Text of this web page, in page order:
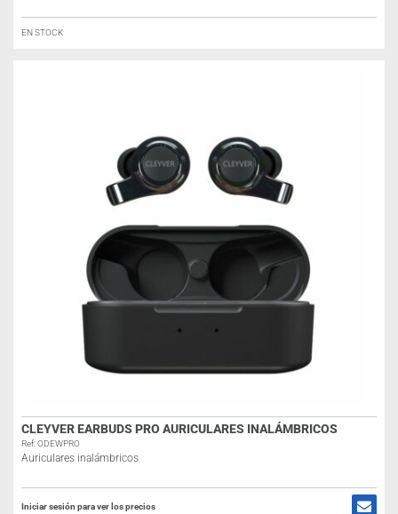
EN STOCK
CLEYVER EARBUDS PRO AURICULARES INALÁMBRICOS
Ref: ODEWPRO
Auriculares inalámbricos
Iniciar sesión para ver los precios